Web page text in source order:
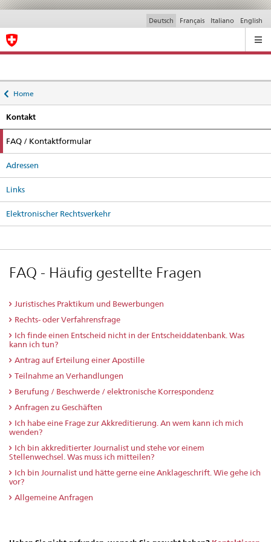
Deutsch Français Italiano English
Ricerca
to
Home
Kontakt
FAQ / Kontaktformularactive
Adressen
Links
Elektronischer Rechtsverkehr
FAQ - Häufig gestellte Fragen
Juristisches Praktikum und Bewerbungen
Rechts- oder Verfahrensfrage
Ich finde einen Entscheid nicht in der Entscheiddatenbank. Was
kann ich tun?
Antrag auf Erteilung einer Apostille
Teilnahme an Verhandlungen
Berufung / Beschwerde / elektronische Korrespondenz
Anfragen zu Geschäften
Ich habe eine Frage zur Akkreditierung. An wem kann ich mich
wenden?
Ich bin akkreditierter Journalist und stehe vor einem
Stellenwechsel. Was muss ich mitteilen?
Ich bin Journalist und hätte gerne eine Anklageschrift. Wie gehe ich
vor?
Allgemeine Anfragen